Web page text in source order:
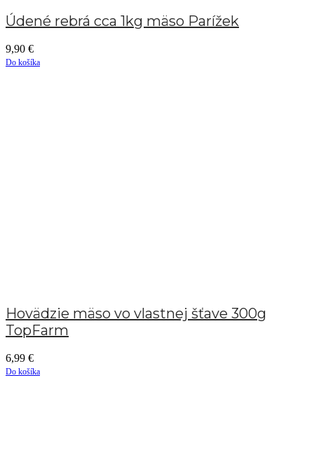
Údené rebrá cca 1kg mäso Parížek
9,90 €
Do košíka
Hovädzie mäso vo vlastnej šťave 300g
TopFarm
6,99 €
Do košíka